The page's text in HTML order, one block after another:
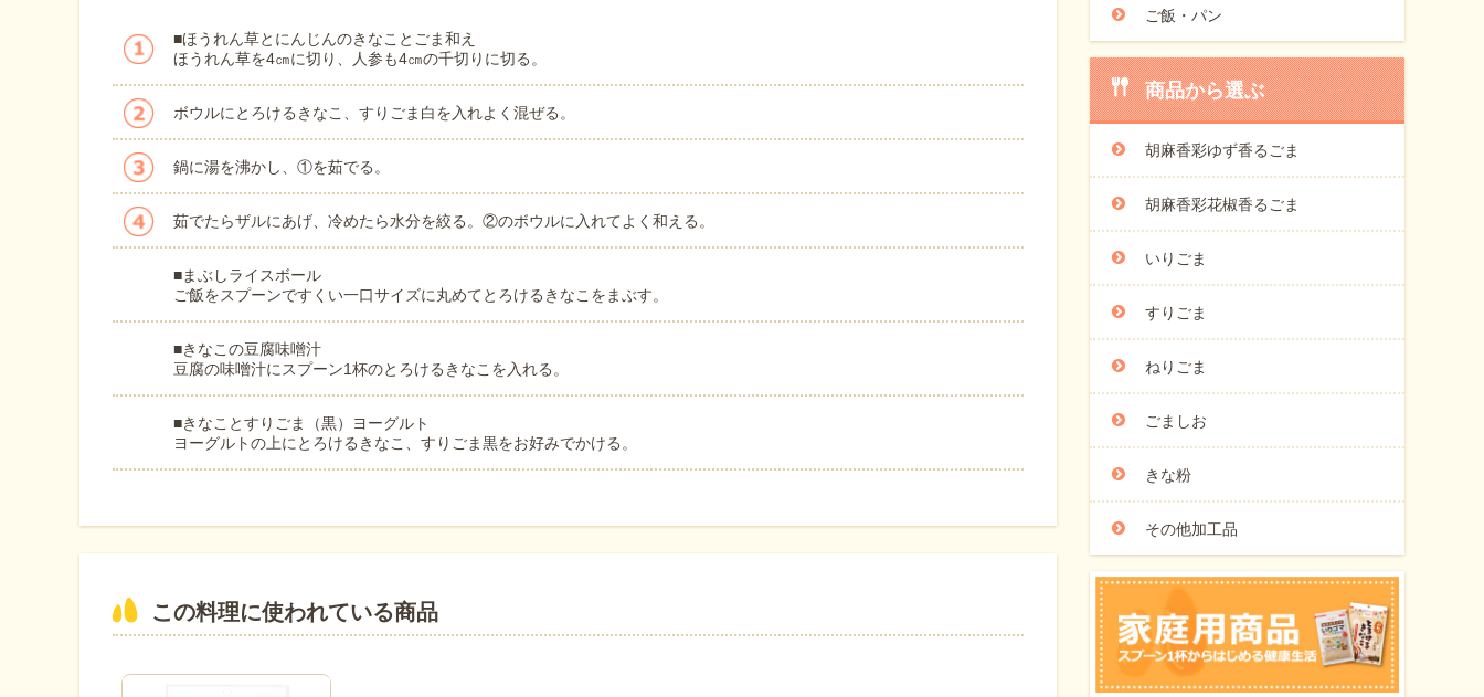
■ほうれん草とにんじんのきなことごま和え
ほうれん草を4㎝に切り、人参も4㎝の千切りに切る。
ボウルにとろけるきなこ、すりごま白を入れよく混ぜる。
鍋に湯を沸かし、①を茹でる。
茹でたらザルにあげ、冷めたら水分を絞る。②のボウルに入れてよく和える。
■まぶしライスボール
ご飯をスプーンですくい一口サイズに丸めてとろけるきなこをまぶす。
■きなこの豆腐味噌汁
豆腐の味噌汁にスプーン1杯のとろけるきなこを入れる。
■きなことすりごま（黒）ヨーグルト
ヨーグルトの上にとろけるきなこ、すりごま黒をお好みでかける。
この料理に使われている商品
ご飯・パン
商品から選ぶ
胡麻香彩ゆず香るごま
胡麻香彩花椒香るごま
いりごま
すりごま
ねりごま
ごましお
きな粉
その他加工品